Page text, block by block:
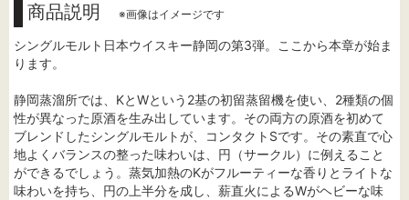
商品説明 ※画像はイメージです
シングルモルト日本ウイスキー静岡の第3弾。ここから本章が始ま
ります。
静岡蒸溜所では、KとWという2基の初留蒸留機を使い、2種類の個
性が異なった原酒を生み出しています。その両方の原酒を初めて
ブレンドしたシングルモルトが、コンタクトSです。その素直で心
地よくバランスの整った味わいは、円（サークル）に例えること
ができるでしょう。蒸気加熱のKがフルーティーな香りとライトな
味わいを持ち、円の上半分を成し、薪直火によるWがヘビーな味